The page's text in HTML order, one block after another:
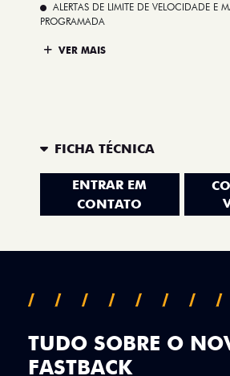
ALERTAS DE LIMITE DE VELOCIDADE E
PROGRAMADA
VER MAIS
FICHA TÉCNICA
ENTRAR EM
CONTATO
TUDO SOBRE O
FASTBACK